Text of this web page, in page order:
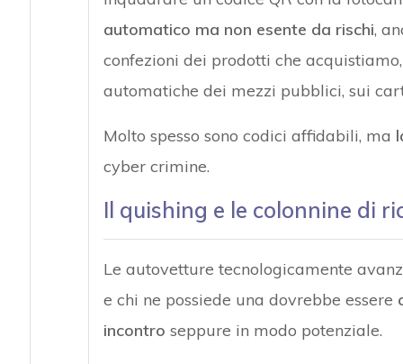
automatico ma non esente da rischi,
confezioni dei prodotti che
automatiche dei mezzi pubblici, sui
Molto spesso sono codici affidabili, ma
cyber crimine.
Il quishing e le colonnine di
Le autovetture tecnologicamente
e chi ne possiede una dovrebbe essere
incontro seppure in modo potenziale.